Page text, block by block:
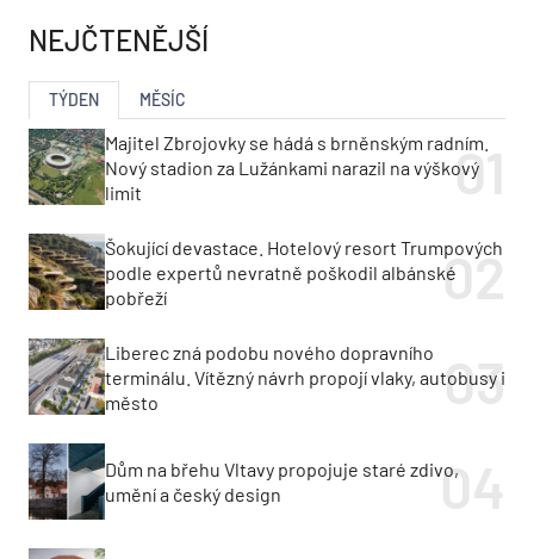
NEJČTENĚJŠÍ
TÝDEN MĚSÍC
Majitel Zbrojovky se hádá s brněnským radním.
Nový stadion za Lužánkami narazil na výškový
limit
Šokující devastace. Hotelový resort Trumpových
podle expertů nevratně poškodil albánské
pobřeží
Liberec zná podobu nového dopravního
terminálu. Vítězný návrh propojí vlaky, autobusy i
město
Dům na břehu Vltavy propojuje staré zdivo,
umění a český design